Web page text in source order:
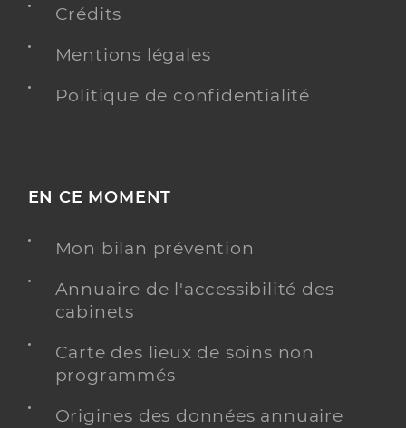
Crédits
Mentions légales
Politique de confidentialité
EN CE MOMENT
Mon bilan prévention
Annuaire de l'accessibilité des
cabinets
Carte des lieux de soins non
programmés
Origines des données annuaire